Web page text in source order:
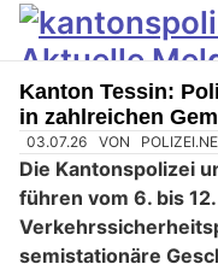
Kanton Tessin:
in zahlreichen
03.07.26 VON
Die Kantonspolizei
führen vom 6. bis
semistationäre